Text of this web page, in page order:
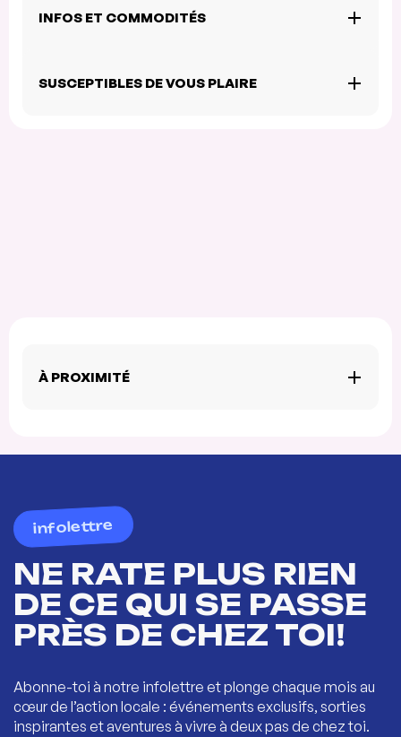
INFOS ET COMMODITÉS
SUSCEPTIBLES DE VOUS PLAIRE
À PROXIMITÉ
infolettre
NE RATE PLUS RIEN
DE CE QUI SE PASSE
PRÈS DE CHEZ TOI!
Abonne-toi à notre infolettre et plonge chaque mois au
cœur de l’action locale : événements exclusifs, sorties
inspirantes et aventures à vivre à deux pas de chez toi.